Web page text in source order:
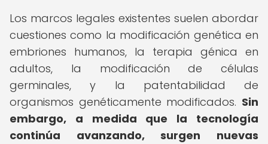
Los marcos legales existentes suelen abordar
cuestiones como la modificación genética en
embriones humanos, la terapia génica en
adultos, la modificación de células
germinales, y la patentabilidad de
organismos genéticamente modificados. Sin
embargo, a medida que la tecnología
continúa avanzando, surgen nuevas